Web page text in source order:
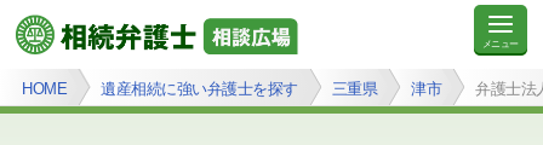
HOME 遺産相続に強い弁護士を探す 三重県 津市 弁護士法